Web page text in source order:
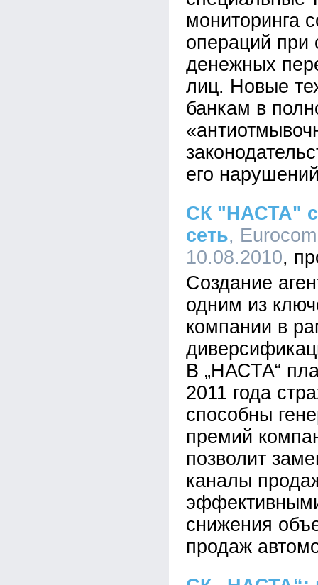
мониторинга
операций при
денежных
лиц. Новые
банкам в
его
СК "НАСТА"
сеть,
10.08.2010
Создание
одним из
компании в
В „НАСТА“
2011 года
способны
премий
позволит
каналы
снижения
продаж